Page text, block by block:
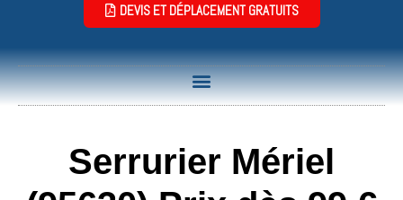
DEVIS ET DÉPLACEMENT GRATUITS
Serrurier Mériel